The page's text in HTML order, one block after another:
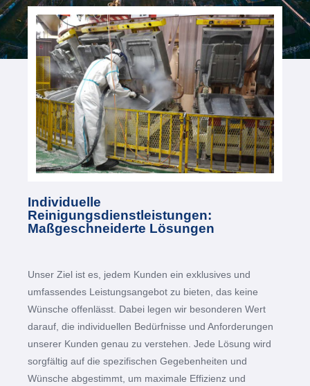
Individuelle
Reinigungsdienstleistungen:
Maßgeschneiderte Lösungen
Unser Ziel ist es, jedem Kunden ein exklusives und
umfassendes Leistungsangebot zu bieten, das keine
Wünsche offenlässt. Dabei legen wir besonderen Wert
darauf, die individuellen Bedürfnisse und Anforderungen
unserer Kunden genau zu verstehen. Jede Lösung wird
sorgfältig auf die spezifischen Gegebenheiten und
Wünsche abgestimmt, um maximale Effizienz und